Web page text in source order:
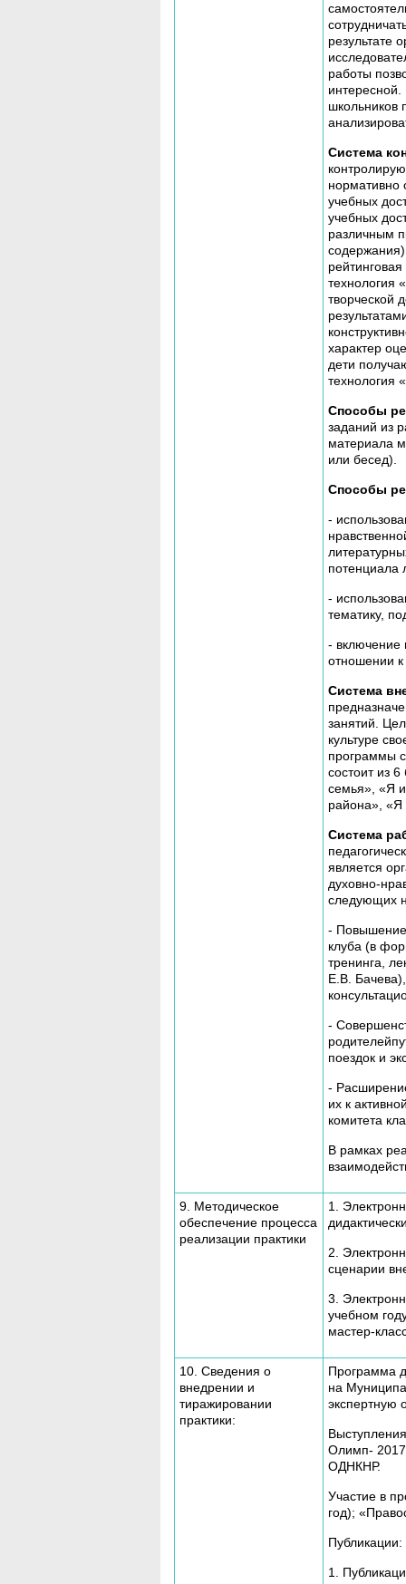
результате
работы
школьников
Система
нормативно
учебных
учебных
различным
технология
творческой
характер
дети
технология
Способы
заданий из
материала
или бесед).
Способы
-
потенциала
-
тематику,
- включение
отношении
Система
занятий.
культуре
программы
состоит из
семья», «Я
района», «Я
Система
является
духовно-
следующих
- Повышение
клуба (в
тренинга,
Е.В.
-
поездок и
-
их к
комитета
В рамках
9. Методическое
обеспечение процесса
реализации практики
1.
2.
сценарии
3.
учебном
мастер-
10. Сведения о
внедрении и
тиражировании
практики:
Программа
на
экспертную
Олимп-
ОДНКНР.
Участие в
год);
Публикации:
1.